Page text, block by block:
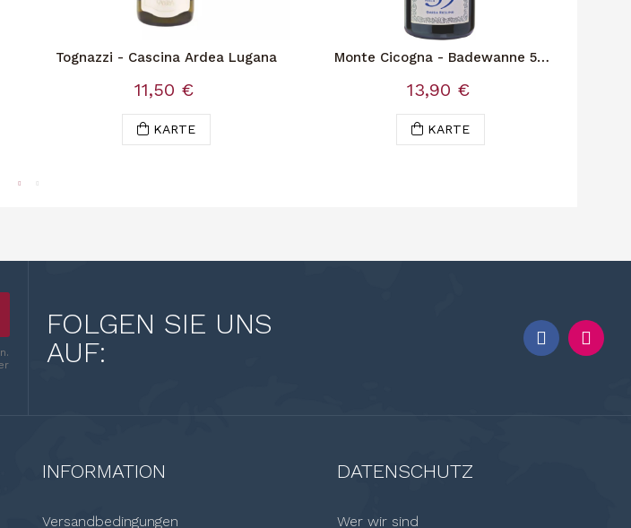
Tognazzi - Cascina Ardea Lugana
11,50 €
KARTE
Monte Cicogna - Badewanne 59
13,90 €
KARTE
FOLGEN SIE UNS
AUF:
INFORMATION
Versandbedingungen
DATENSCHUTZ
Wer wir sind